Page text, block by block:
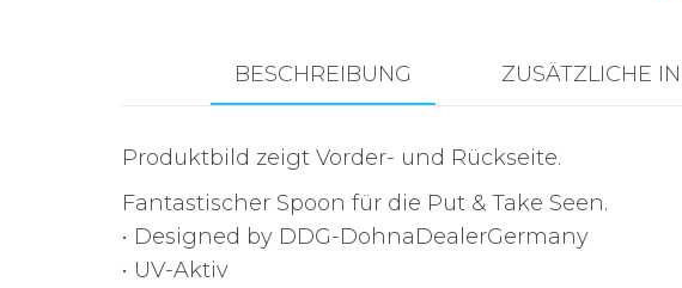
BESCHREIBUNG ZUSÄTZLICHE
Produktbild zeigt Vorder- und Rückseite.
Fantastischer Spoon für die Put & Take Seen.
• Designed by DDG-DohnaDealerGermany
• UV-Aktiv